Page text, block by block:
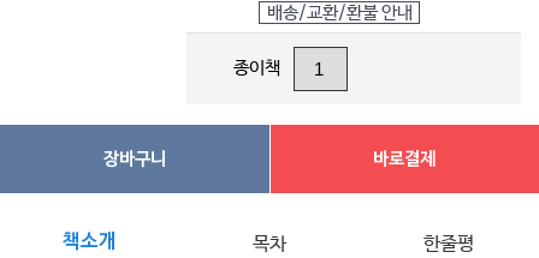
배송/교환/환불 안내
종이책
장바구니 바로결제
책소개 목차 한줄평